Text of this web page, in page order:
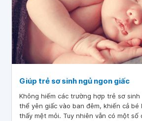
Giúp trẻ sơ sinh ngủ ngon giấc
Không hiếm các trường hợp trẻ sơ
thể yên giấc vào ban đêm, khiến cả bé
thấy mệt mỏi. Tuy nhiên vẫn có một số